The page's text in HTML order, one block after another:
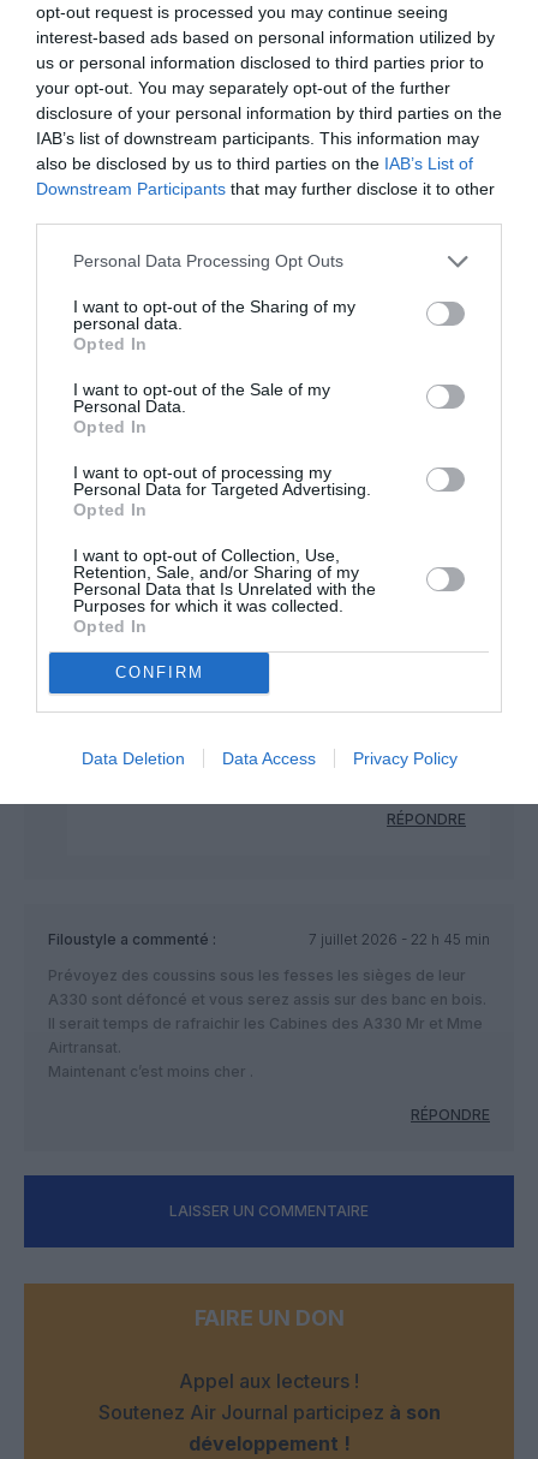
opt-out request is processed you may continue seeing
interest-based ads based on personal information utilized by
us or personal information disclosed to third parties prior to
your opt-out. You may separately opt-out of the further
disclosure of your personal information by third parties on the
IAB’s list of downstream participants. This information may
also be disclosed by us to third parties on the IAB’s List of
Downstream Participants that may further disclose it to other
Personal Data Processing Opt Outs
I want to opt-out of the Sharing of my
personal data.
Opted In
I want to opt-out of the Sale of my
Personal Data.
Opted In
I want to opt-out of processing my
Personal Data for Targeted Advertising.
Opted In
I want to opt-out of Collection, Use,
Retention, Sale, and/or Sharing of my
Personal Data that Is Unrelated with the
Purposes for which it was collected.
Opted In
CONFIRM
Data Deletion Data Access Privacy Policy
Vous avez apprécié l’article ?
Soutenez-nous, faites un don !
NOUS SOUTENIR
PARTAGER L'ARTICLE
TwitterPinterestLinkedIn
COMMENTAIRE(S)
Voyager974 a commenté :
14 juin 2026 - 16 h 16 min
Corsair ne dessert plus le canada
Air-Journala commenté :
14 juin 2026 - 18 h 45
RÉPONDRE
Filoustyle a commenté :
7 juillet 2026 - 22 h 45 min
Prévoyez des coussins sous les fesses les sièges de leur
A330 sont défoncé et vous serez assis sur des banc en bois.
Il serait temps de rafraichir les Cabines des A330 Mr et Mme
Airtransat.
Maintenant c’est moins cher .
RÉPONDRE
LAISSER UN COMMENTAIRE
FAIRE UN DON
Appel aux lecteurs !
Soutenez Air Journal participez à son
développement !